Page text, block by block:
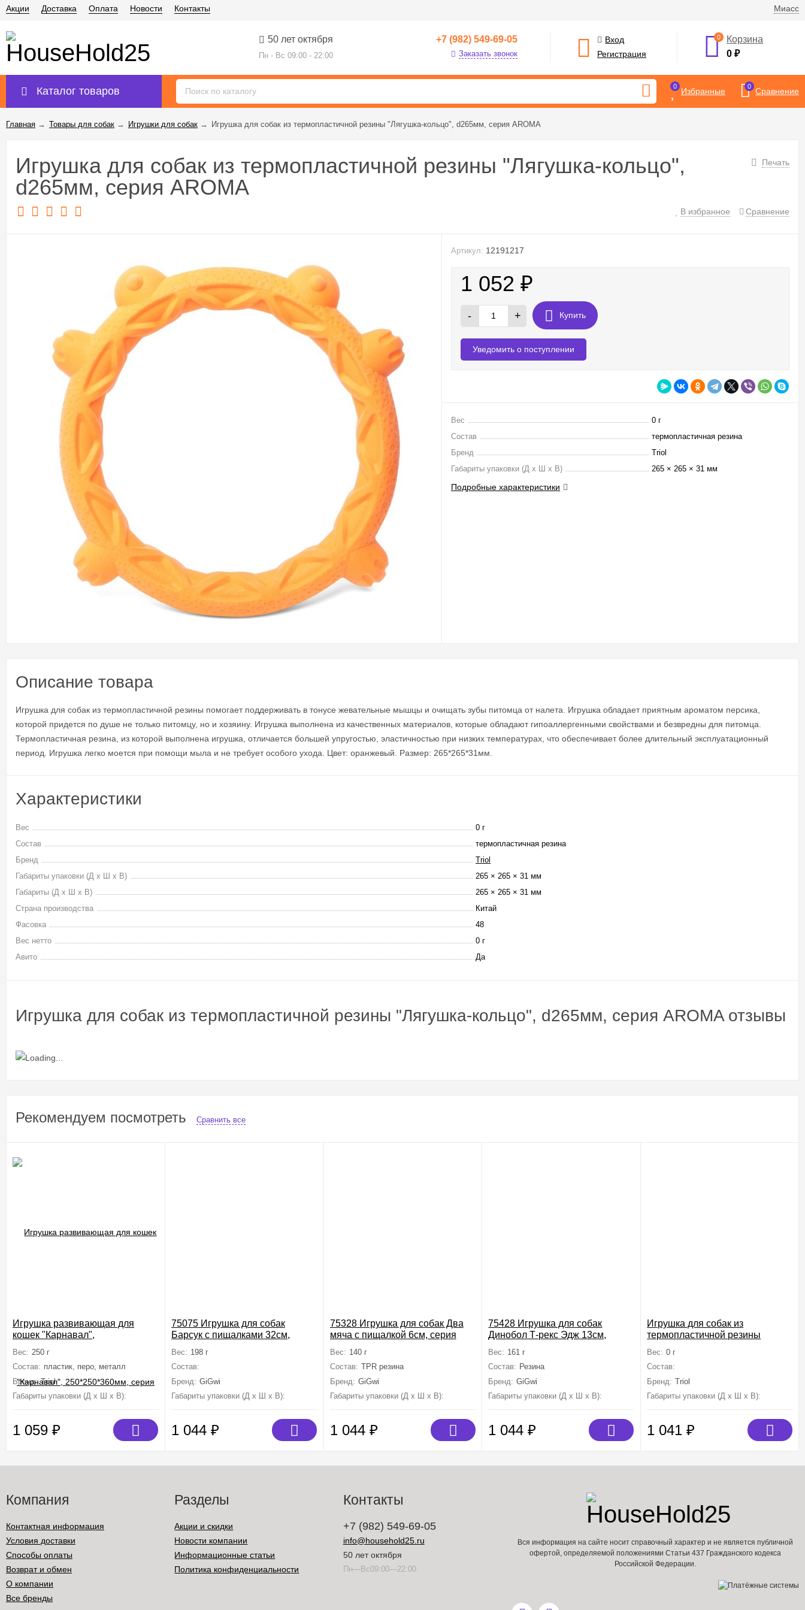
Миасс
Акции Доставка Оплата Новости Контакты
50 лет октября
Пн - Вс 09:00 - 22:00
+7 (982) 549-69-05
Заказать звонок
Вход
Регистрация
0
Корзина
0₽
Каталог товаров 0 Избранные 0 Сравнение
Главная → Товары для собак → Игрушки для собак → Игрушка для собак из термопластичной резины "Лягушка-кольцо", d265мм, серия AROMA
Печать
Игрушка для собак из термопластичной резины "Лягушка-кольцо",
d265мм, серия AROMA
В избранное Сравнение
Артикул: 12191217
1 052₽
- + Купить
Уведомить о поступлении
Вес
0 г
Состав
термопластичная резина
Бренд
Triol
Габариты упаковки (Д х Ш х В)
265 × 265 × 31 мм
Подробные характеристики
Описание товара
Игрушка для собак из термопластичной резины помогает поддерживать в тонусе жевательные мышцы и очищать зубы питомца от налета. Игрушка обладает приятным ароматом персика,
которой придется по душе не только питомцу, но и хозяину. Игрушка выполнена из качественных материалов, которые обладают гипоаллергенными свойствами и безвредны для питомца.
Термопластичная резина, из которой выполнена игрушка, отличается большей упругостью, эластичностью при низких температурах, что обеспечивает более длительный эксплуатационный
период. Игрушка легко моется при помощи мыла и не требует особого ухода. Цвет: оранжевый. Размер: 265*265*31мм.
Характеристики
Вес
0 г
Состав
термопластичная резина
Бренд
Triol
Габариты упаковки (Д х Ш х В)
265 × 265 × 31 мм
Габариты (Д х Ш х В)
265 × 265 × 31 мм
Страна производства
Китай
Фасовка
48
Вес нетто
0 г
Авито
Да
Игрушка для собак из термопластичной резины "Лягушка-кольцо", d265мм, серия AROMA отзывы
Рекомендуем посмотреть Сравнить все
Игрушка развивающая для
кошек "Карнавал",
TOYS
Вес: 250 г
Состав: пластик, перо, металл
Бренд: Triol
Габариты упаковки (Д х Ш х В):
250 мм×250 мм×360 мм
1 059 ₽
75075 Игрушка для собак
Барсук с пищалками 32см,
Вес: 198 г
Состав:
Искусственный мех,теннисная резина,веревка
Бренд: GiGwi
Габариты упаковки (Д х Ш х В):
250 мм×80 мм×80 мм
1 044 ₽
75328 Игрушка для собак Два
мяча с пищалкой 6см, серия
Вес: 140 г
Состав: TPR резина
Бренд: GiGwi
Габариты упаковки (Д х Ш х В):
60 мм×60 мм×60 мм
1 044 ₽
75428 Игрушка для собак
Динобол Т-рекс Эдж 13см,
Вес: 161 г
Состав: Резина
Бренд: GiGwi
Габариты упаковки (Д х Ш х В):
280 мм×90 мм×90 мм
1 044₽
Игрушка для собак из
термопластичной резины
220мм, серия AQUA
Вес: 0 г
Состав:
Бренд: Triol
Габариты упаковки (Д х Ш х В):
1 041₽
Компания
Контактная информация
Условия доставки
Способы оплаты
Возврат и обмен
О компании
Все бренды
Разделы
Акции и скидки
Новости компании
Информационные статьи
Политика конфиденциальности
Контакты
+7 (982) 549-69-05
info@household25.ru
50 лет октября
Пн—Вс09:00—22:00
Вся информация на сайте носит справочный характер и не является публичной
офертой, определяемой положениями Статьи 437 Гражданского кодекса
Российской Федерации.